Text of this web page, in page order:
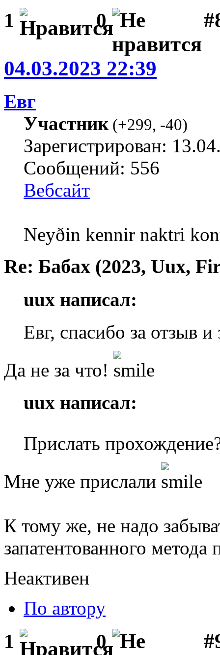
1 0
04.03.2023 22:39
Евг
Участник(+299, -40)
Зарегистрирован:
Сообщений: 556
Вебсайт
Neyðin kennir naktri
Re: Бабах (2023, Uux,
uux написал:
Евг, спасибо за отзыв и
Да не за что!
uux написал:
Прислать
Мне уже прислали
К тому же, не надо
запатентованного
Неактивен
По автору
1 0